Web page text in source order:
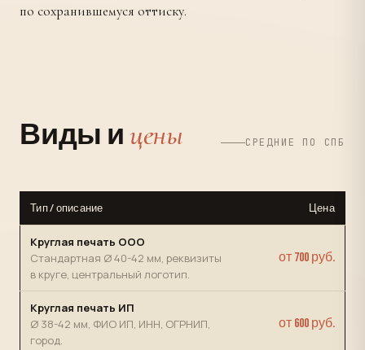
по сохранившемуся оттиску.
Виды и цены СРЕДНИЕ ПО СПБ
Тип / описание Цена
Круглая печать ООО
Стандартная Ø 40-42 мм, реквизиты
в круге, центральный логотип.
от 700 руб.
Круглая печать ИП
Ø 38-42 мм, ФИО ИП, ИНН, ОГРНИП,
город.
от 600 руб.